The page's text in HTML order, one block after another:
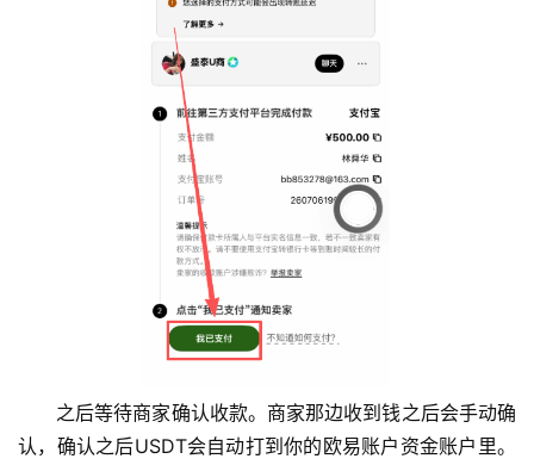
之后等待商家确认收款。商家那边收到钱之后会手动确
认，确认之后USDT会自动打到你的欧易账户资金账户里。